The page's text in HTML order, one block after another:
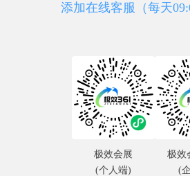
添加在线客服（每天
极效会展
(个人端)
极效
(